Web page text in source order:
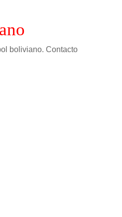
boliviano. Contacto